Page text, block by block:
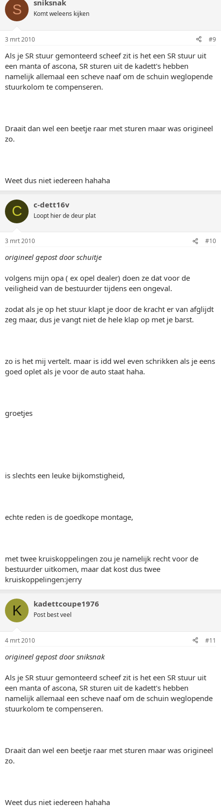
S sniksnak
Komt weleens kijken
3 mrt 2010 #9
Als je SR stuur gemonteerd scheef zit is het een SR stuur uit
een manta of ascona, SR sturen uit de kadett's hebben
namelijk allemaal een scheve naaf om de schuin weglopende
stuurkolom te compenseren.
Draait dan wel een beetje raar met sturen maar was origineel
zo.
Weet dus niet iedereen hahaha
C c-dett16v
Loopt hier de deur plat
3 mrt 2010 #10
origineel gepost door schuitje
volgens mijn opa ( ex opel dealer) doen ze dat voor de
veiligheid van de bestuurder tijdens een ongeval.
zodat als je op het stuur klapt je door de kracht er van afglijdt
zeg maar, dus je vangt niet de hele klap op met je barst.
zo is het mij vertelt. maar is idd wel even schrikken als je eens
goed oplet als je voor de auto staat haha.
groetjes
is slechts een leuke bijkomstigheid,
echte reden is de goedkope montage,
met twee kruiskoppelingen zou je namelijk recht voor de
bestuurder uitkomen, maar dat kost dus twee
kruiskoppelingen:jerry
K kadettcoupe1976
Post best veel
4 mrt 2010 #11
origineel gepost door sniksnak
Als je SR stuur gemonteerd scheef zit is het een SR stuur uit
een manta of ascona, SR sturen uit de kadett's hebben
namelijk allemaal een scheve naaf om de schuin weglopende
stuurkolom te compenseren.
Draait dan wel een beetje raar met sturen maar was origineel
zo.
Weet dus niet iedereen hahaha